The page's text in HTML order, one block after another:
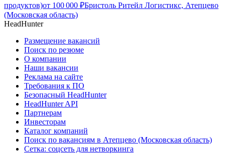
продуктов)от 100 000 ₽Бристоль Ритейл Логистикс, Атепцево
(Московская область)
HeadHunter
Размещение вакансий
Поиск по резюме
О компании
Наши вакансии
Реклама на сайте
Требования к ПО
Безопасный HeadHunter
HeadHunter API
Партнерам
Инвесторам
Каталог компаний
Поиск по вакансиям в Атепцево (Московская область)
Сетка: соцсеть для нетворкинга